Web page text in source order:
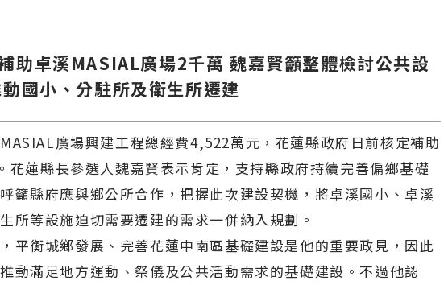
光復鄉
富里鄉
助卓溪MASIAL廣場2千萬 魏嘉賢籲整體檢討公共設
國小、分駐所及衛生所遷建
廣場興建工程總經費4,522萬元，花蓮縣政府日前核定補助
花蓮縣長參選人魏嘉賢表示肯定，支持縣政府持續完善偏鄉基礎
籲縣府應與鄉公所合作，把握此次建設契機，將卓溪國小、卓溪
所等設施迫切需要遷建的需求一併納入規劃。
平衡城鄉發展、完善花蓮中南區基礎建設是他的重要政見，因此
動滿足地方運動、祭儀及公共活動需求的基礎建設。不過他認